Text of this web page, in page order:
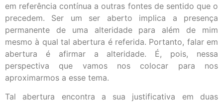
em referência contínua a outras fontes de sentido que o
precedem. Ser um ser aberto implica a presença
permanente de uma alteridade para além de mim
mesmo à qual tal abertura é referida. Portanto, falar em
abertura é afirmar a alteridade. É, pois, nessa
perspectiva que vamos nos colocar para nos
aproximarmos a esse tema.
Tal abertura encontra a sua justificativa em duas